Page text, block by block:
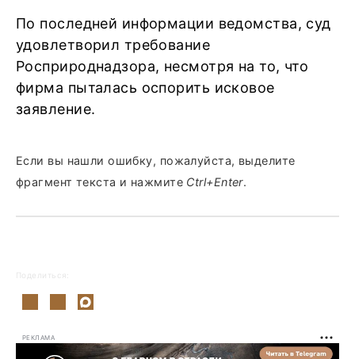
По последней информации ведомства, суд
удовлетворил требование
Росприроднадзора, несмотря на то, что
фирма пыталась оспорить исковое
заявление.
Если вы нашли ошибку, пожалуйста, выделите
фрагмент текста и нажмите Ctrl+Enter.
Поделиться:
РЕКЛАМА